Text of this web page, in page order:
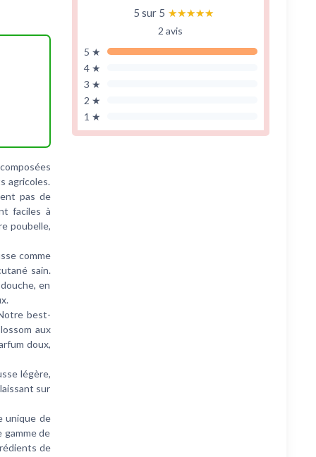
5 sur 5 ★★★★★
★★★★★
2 avis
5 ★
4 ★
3 ★
2 ★
1 ★
agricoles.
pas de
faciles à
poubelle,
comme
sain.
en
best-
aux
doux,
légère,
sur
unique de
de
de